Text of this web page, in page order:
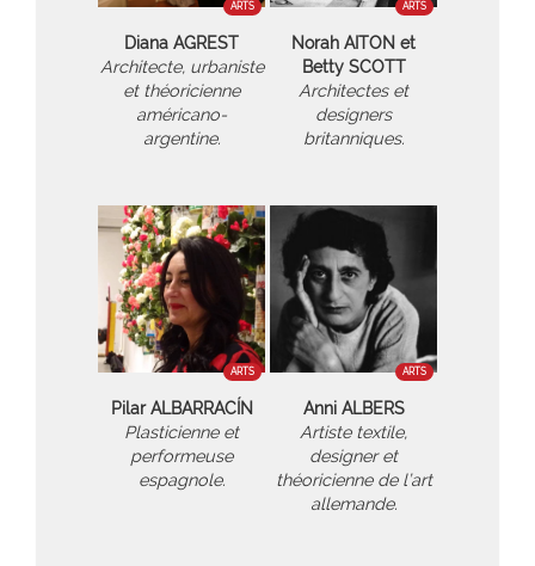
ARTS
Diana AGREST
Architecte, urbaniste
et théoricienne
américano-
argentine.
ARTS
Norah AITON et
Betty SCOTT
Architectes et
designers
britanniques.
ARTS
Pilar ALBARRACÍN
Plasticienne et
performeuse
espagnole.
ARTS
Anni ALBERS
Artiste textile,
designer et
théoricienne de l’art
allemande.